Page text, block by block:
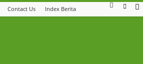
Contact Us Index Berita